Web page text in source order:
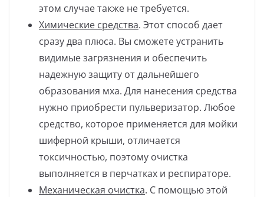
этом случае также не требуется.
Химические средства. Этот способ дает
сразу два плюса. Вы сможете устранить
видимые загрязнения и обеспечить
надежную защиту от дальнейшего
образования мха. Для нанесения средства
нужно приобрести пульверизатор. Любое
средство, которое применяется для мойки
шиферной крыши, отличается
токсичностью, поэтому очистка
выполняется в перчатках и респираторе.
Механическая очистка. С помощью этой